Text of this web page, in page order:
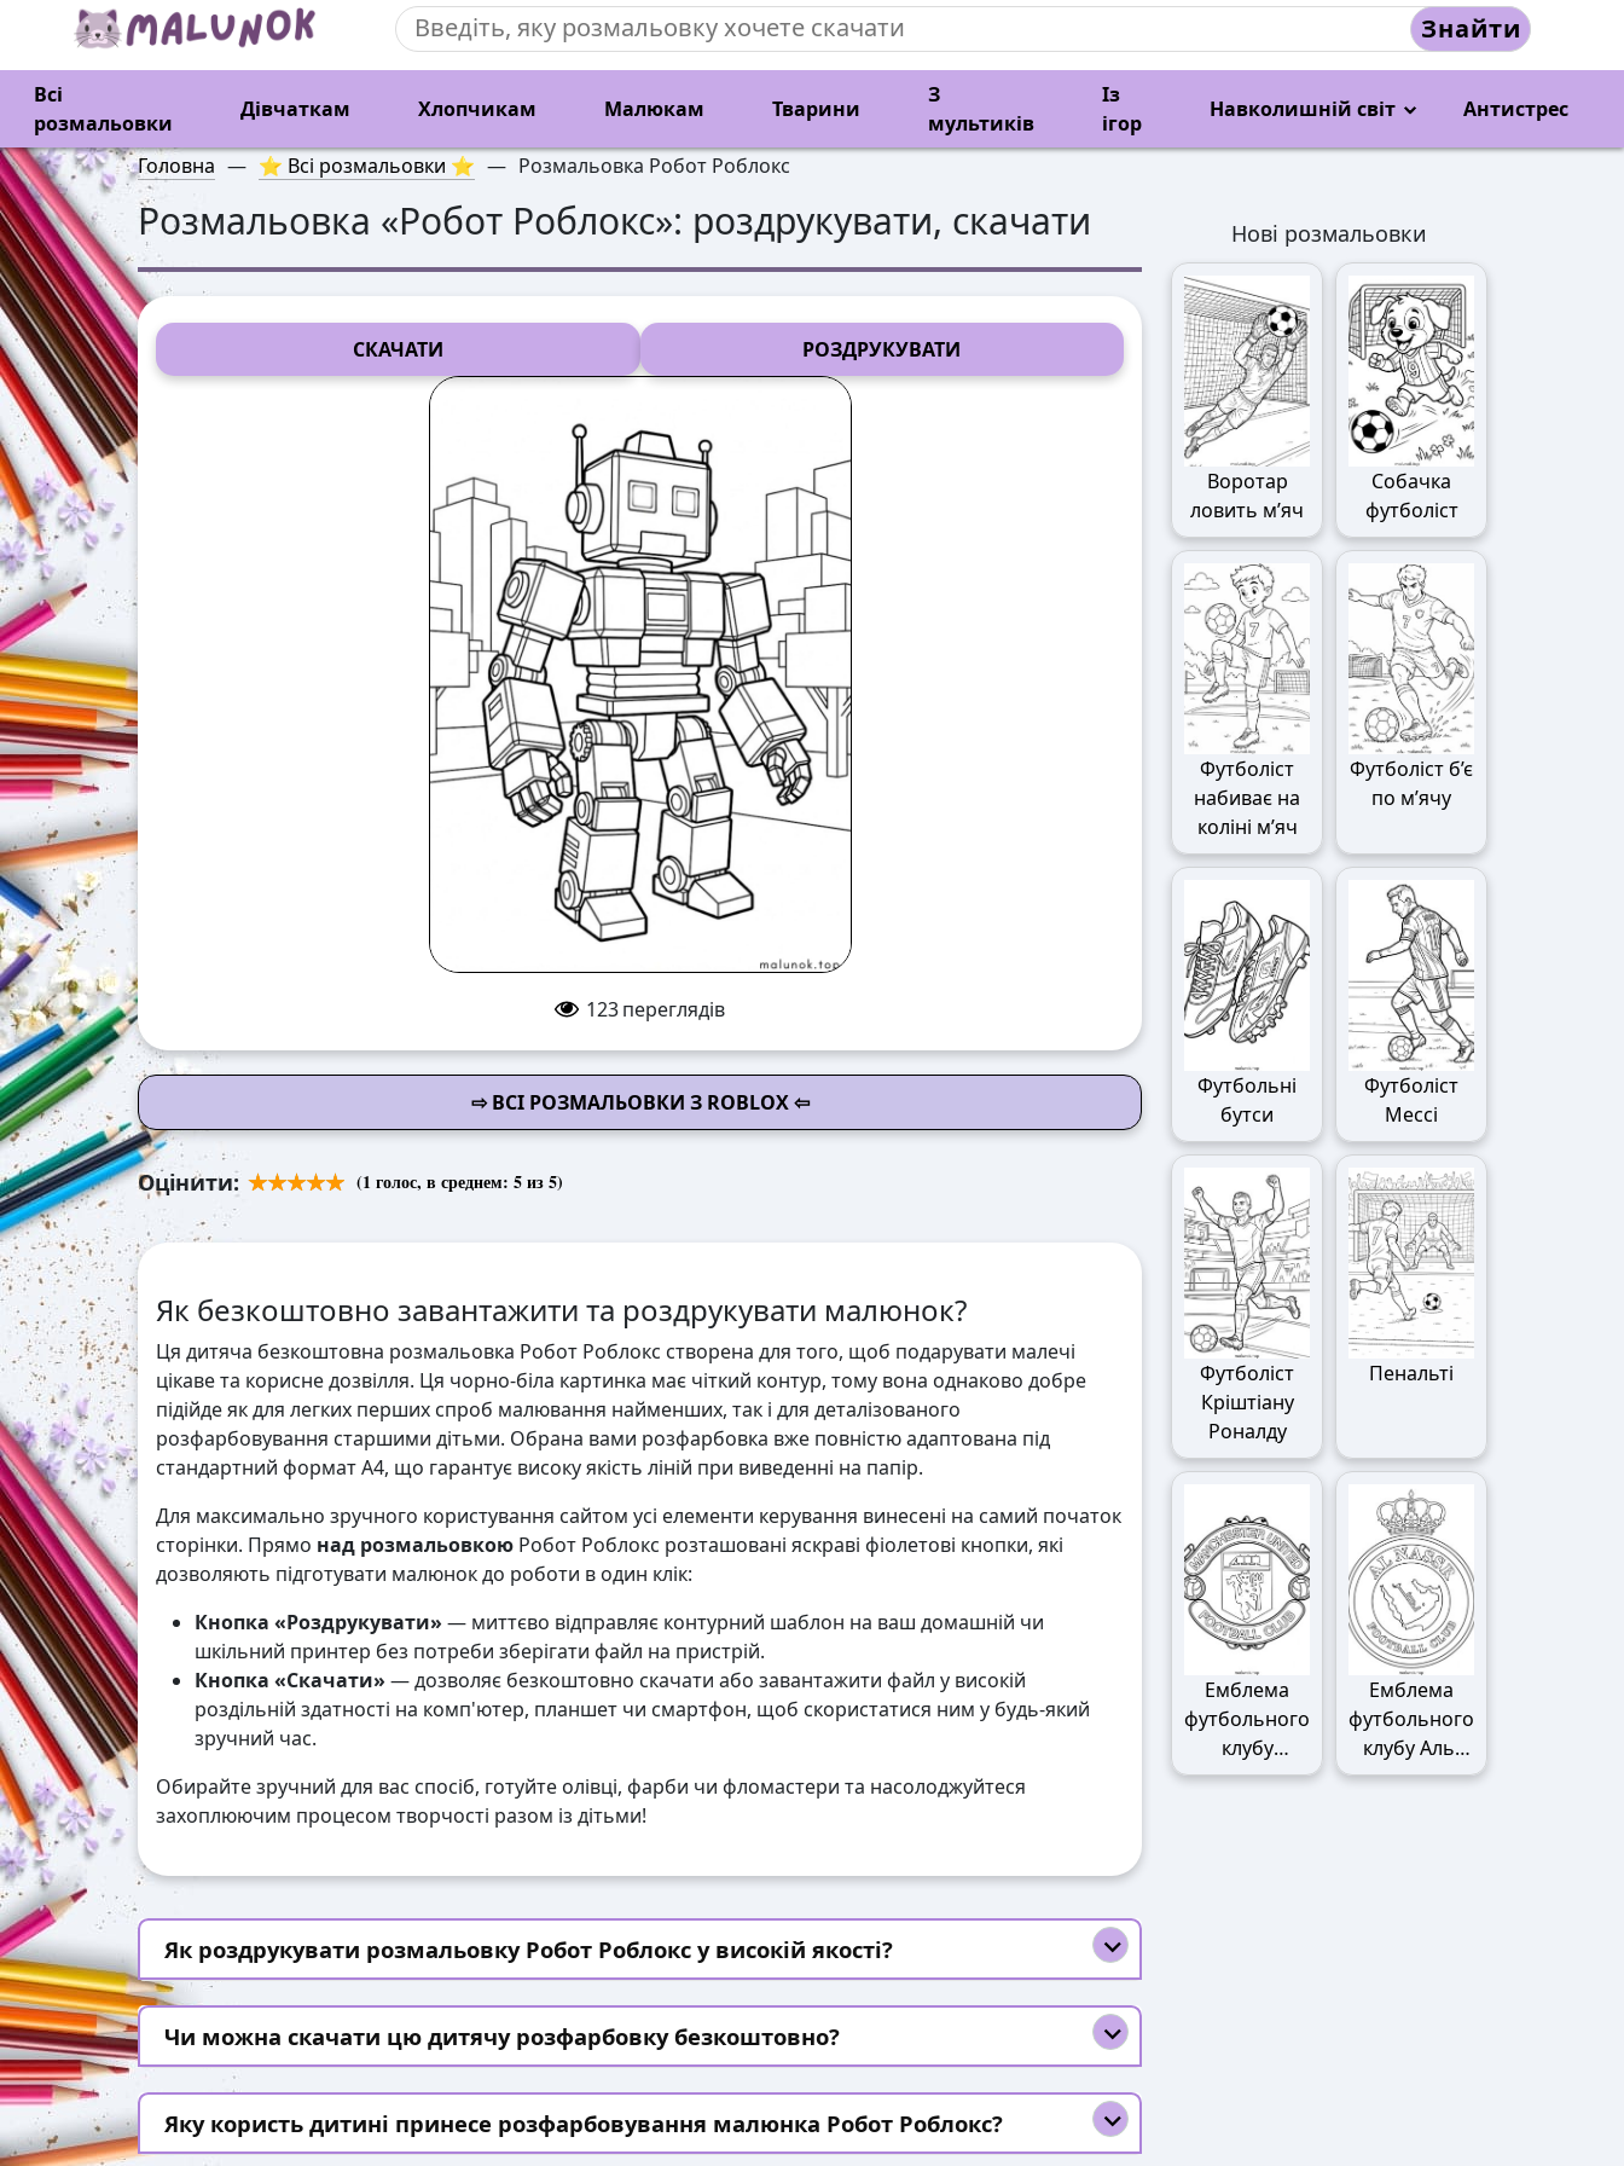
Знайти
Всі
розмальовки
Дівчаткам Хлопчикам Малюкам Тварини
З
мультиків
Із
ігор
Навколишній світ Антистрес
Головна — ⭐ Всі розмальовки ⭐ — Розмальовка Робот Роблокс
Розмальовка «Робот Роблокс»: роздрукувати, скачати
СКАЧАТИ РОЗДРУКУВАТИ
123переглядів
⇨ ВСІ РОЗМАЛЬОВКИ З ROBLOX ⇦
Оцінити: (1 голос, в среднем: 5из 5)
Як безкоштовно завантажити та роздрукувати малюнок?
Ця дитяча безкоштовна розмальовка Робот Роблокс створена для того, щоб подарувати малечі
цікаве та корисне дозвілля. Ця чорно-біла картинка має чіткий контур, тому вона однаково добре
підійде як для легких перших спроб малювання найменших, так і для деталізованого
розфарбовування старшими дітьми. Обрана вами розфарбовка вже повністю адаптована під
стандартний формат А4, що гарантує високу якість ліній при виведенні на папір.
Для максимально зручного користування сайтом усі елементи керування винесені на самий початок
сторінки. Прямо над розмальовкою Робот Роблокс розташовані яскраві фіолетові кнопки, які
дозволяють підготувати малюнок до роботи в один клік:
Кнопка «Роздрукувати» — миттєво відправляє контурний шаблон на ваш домашній чи
шкільний принтер без потреби зберігати файл на пристрій.
Кнопка «Скачати» — дозволяє безкоштовно скачати або завантажити файл у високій
роздільній здатності на комп'ютер, планшет чи смартфон, щоб скористатися ним у будь-який
зручний час.
Обирайте зручний для вас спосіб, готуйте олівці, фарби чи фломастери та насолоджуйтеся
захоплюючим процесом творчості разом із дітьми!
Як роздрукувати розмальовку Робот Роблокс у високій якості?
Чи можна скачати цю дитячу розфарбовку безкоштовно?
Яку користь дитині принесе розфарбовування малюнка Робот Роблокс?
Нові розмальовки
Воротар
ловить м’яч
Собачка
футболіст
Футболіст
набиває на
коліні м’яч
Футболіст б’є
по м’ячу
Футбольні
бутси
Футболіст
Мессі
Футболіст
Кріштіану
Роналду
Пенальті
Емблема
футбольного
клубу
Манчестер
Емблема
футбольного
клубу Аль-
Наср